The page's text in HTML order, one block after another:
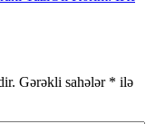
Gərəkli sahələr * ilə